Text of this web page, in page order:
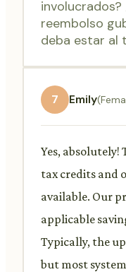
reembolso
deba estar al
7 Emily
Yes,
tax credits and
available. Our
applicable
Typically, the
but most